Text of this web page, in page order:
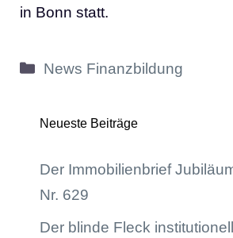
in Bonn statt.
Kategorien
News Finanzbildung
Neueste Beiträge
Der Immobilienbrief
Nr. 629
Der blinde Fleck